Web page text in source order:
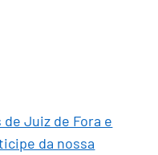
Juiz de Fora e
da nossa